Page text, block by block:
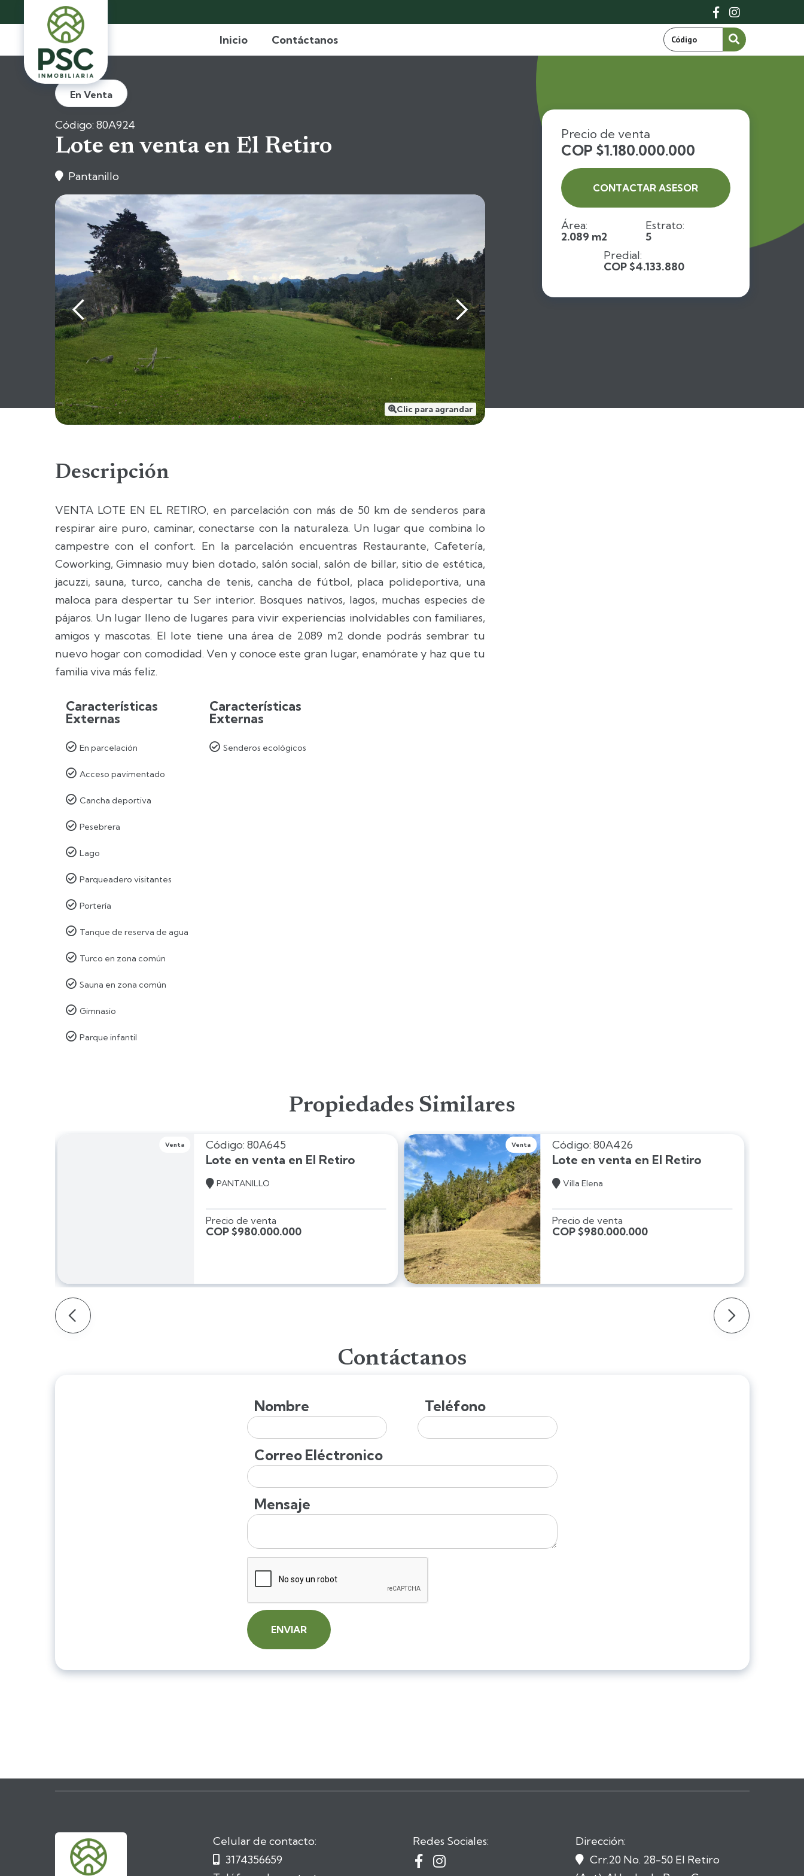
 
Inicio Contáctanos
En Venta
Código: 80A924
Lote en venta en El Retiro
 Pantanillo
Clic para agrandar
Descripción
VENTA LOTE EN EL RETIRO, en parcelación con más de 50 km de senderos para
respirar aire puro, caminar, conectarse con la naturaleza. Un lugar que combina lo
campestre con el confort. En la parcelación encuentras Restaurante, Cafetería,
Coworking, Gimnasio muy bien dotado, salón social, salón de billar, sitio de estética,
jacuzzi, sauna, turco, cancha de tenis, cancha de fútbol, placa polideportiva, una
maloca para despertar tu Ser interior. Bosques nativos, lagos, muchas especies de
pájaros. Un lugar lleno de lugares para vivir experiencias inolvidables con familiares,
amigos y mascotas. El lote tiene una área de 2.089 m2 donde podrás sembrar tu
nuevo hogar con comodidad. Ven y conoce este gran lugar, enamórate y haz que tu
familia viva más feliz.
Características
Externas
 En parcelación
 Acceso pavimentado
 Cancha deportiva
 Pesebrera
 Lago
 Parqueadero visitantes
 Portería
 Tanque de reserva de agua
 Turco en zona común
 Sauna en zona común
 Gimnasio
 Parque infantil
Características
Externas
 Senderos ecológicos
Precio de venta
COP $1.180.000.000
CONTACTAR ASESOR
Área:
2.089 m2
Estrato:
5
Predial:
COP $4.133.880
Propiedades Similares
Venta Código: 80A645
Lote en venta en El Retiro
 PANTANILLO
Precio de venta
COP $980.000.000
Venta Código: 80A426
Lote en venta en El Retiro
 Villa Elena
Precio de venta
COP $980.000.000
Slide 2 of 2.
Slide 2 of 2.
Contáctanos
Nombre Teléfono
Correo Eléctronico
Mensaje
Celular de contacto:

3174356659
Redes Sociales:
 
Dirección:
 Crr.20 No. 28-50 El Retiro